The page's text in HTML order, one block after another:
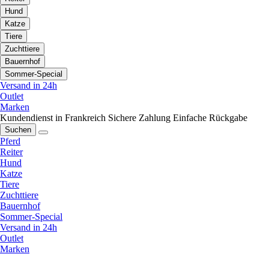
Hund
Katze
Tiere
Zuchttiere
Bauernhof
Sommer-Special
Versand in 24h
Outlet
Marken
Kundendienst in Frankreich Sichere Zahlung Einfache Rückgabe
Suchen
Pferd
Reiter
Hund
Katze
Tiere
Zuchttiere
Bauernhof
Sommer-Special
Versand in 24h
Outlet
Marken